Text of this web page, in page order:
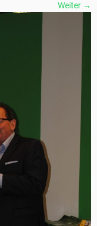
Weiter →